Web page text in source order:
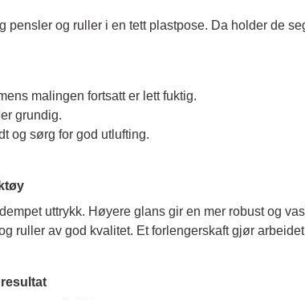
pensler og ruller i en tett plastpose. Da holder de
malingen fortsatt er lett fuktig.
grundig.
og sørg for god utlufting.
uttrykk. Høyere glans gir en mer robust og
ruller av god kvalitet. Et forlengerskaft gjør